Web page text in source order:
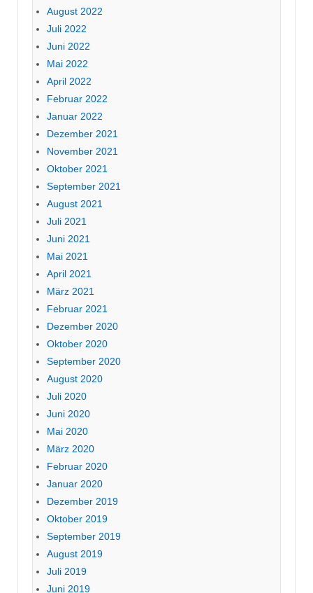
August 2022
Juli 2022
Juni 2022
Mai 2022
April 2022
Februar 2022
Januar 2022
Dezember 2021
November 2021
Oktober 2021
September 2021
August 2021
Juli 2021
Juni 2021
Mai 2021
April 2021
März 2021
Februar 2021
Dezember 2020
Oktober 2020
September 2020
August 2020
Juli 2020
Juni 2020
Mai 2020
März 2020
Februar 2020
Januar 2020
Dezember 2019
Oktober 2019
September 2019
August 2019
Juli 2019
Juni 2019